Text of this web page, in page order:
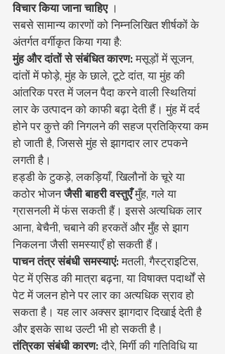
विचार किया जाना चाहिए ।
सबसे सामान्य कारणों को निम्नलिखित शीर्षकों के
अंतर्गत वर्गीकृत किया गया है:
मुंह और दांतों से संबंधित कारण: मसूड़ों में सूजन,
दांतों में फोड़े, मुंह के छाले, टूटे दांत, या मुंह की
आंतरिक परत में जलन पैदा करने वाली स्थितियां
लार के उत्पादन को काफी बढ़ा देती हैं। मुंह में दर्द
होने पर कुत्ते की निगलने की सहज प्रतिक्रिया कम
हो जाती है, जिससे मुंह से झागदार लार टपकने
लगती है।
हड्डी के टुकड़े, लकड़ियाँ, खिलौनों के चूरे या
कठोर भोजन जैसी बाहरी वस्तुएँ मुँह, गले या
ग्रासनली में फंस सकती हैं। इससे अत्यधिक लार
आना, बेचैनी, चबाने की हरकतें और मुँह से झाग
निकलना जैसी समस्याएँ हो सकती हैं।
पाचन तंत्र संबंधी समस्याएं: मतली, गैस्ट्राइटिस,
पेट में एसिड की मात्रा बढ़ना, या विषाक्त पदार्थों से
पेट में जलन होने पर लार का अत्यधिक स्राव हो
सकता है। यह लार अक्सर झागदार दिखाई देती है
और इसके साथ उल्टी भी हो सकती है।
तंत्रिका संबंधी कारण: दौरे, मिर्गी की गतिविधि या